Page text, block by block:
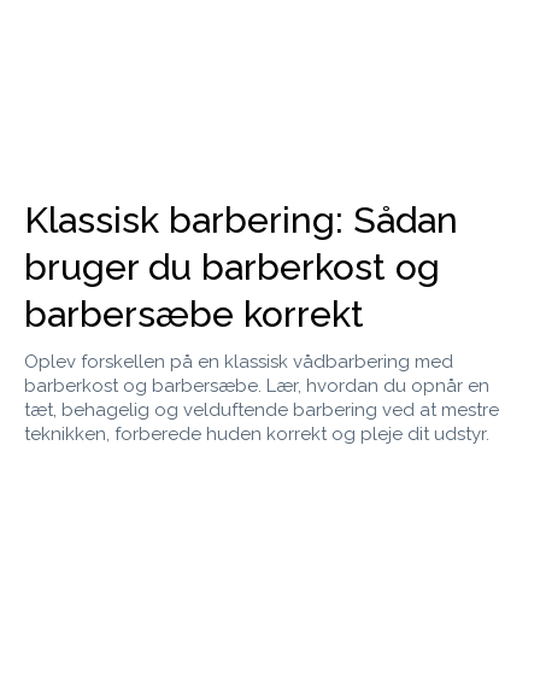
Klassisk barbering: Sådan
bruger du barberkost og
barbersæbe korrekt
Oplev forskellen på en klassisk vådbarbering med
barberkost og barbersæbe. Lær, hvordan du opnår en
tæt, behagelig og velduftende barbering ved at mestre
teknikken, forberede huden korrekt og pleje dit udstyr.